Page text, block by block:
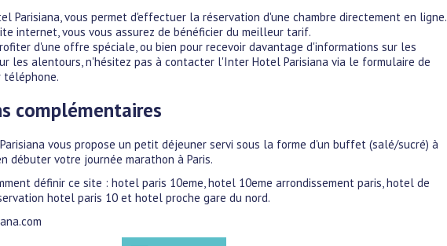
Parisiana, vous permet d'effectuer la réservation d'une chambre directement en ligne.
internet, vous vous assurez de bénéficier du meilleur tarif.
d'une offre spéciale, ou bien pour recevoir davantage d'informations sur les
les alentours, n'hésitez pas à contacter l'Inter Hotel Parisiana via le formulaire de
téléphone.
complémentaires
vous propose un petit déjeuner servi sous la forme d'un buffet (salé/sucré) à
débuter votre journée marathon à Paris.
définir ce site : hotel paris 10eme, hotel 10eme arrondissement paris, hotel de
hotel paris 10 et hotel proche gare du nord.